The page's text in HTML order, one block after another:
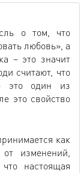
о том, что
любовь», а
– это значит
считают, что
это один из
это свойство
как
изменений,
настоящая